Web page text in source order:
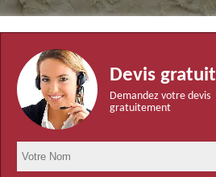
Devis gratuit
Demandez votre devis
gratuitement